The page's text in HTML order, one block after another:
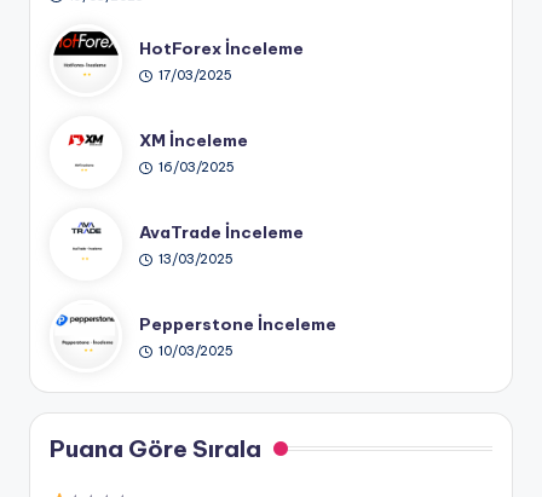
HotForex İnceleme
17/03/2025
XM İnceleme
16/03/2025
AvaTrade İnceleme
13/03/2025
Pepperstone İnceleme
10/03/2025
Puana Göre Sırala